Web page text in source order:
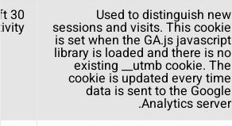
Used to distinguish new
sessions and visits. This cookie
is set when the GA.js javascript
library is loaded and there is no
existing __utmb cookie. The
cookie is updated every time
data is sent to the Google
Analytics server.